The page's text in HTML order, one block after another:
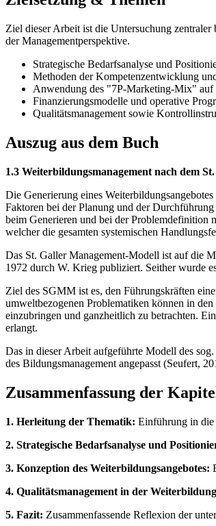
Ziel dieser Arbeit ist die Untersuchung
der Managementperspektive.
Strategische Bedarfsanalyse und
Methoden der Kompetenzentwicklung
Anwendung des "7P-Marketing-Mix" auf
Finanzierungsmodelle und operative
Qualitätsmanagement sowie
Auszug aus dem Buch
1.3 Weiterbildungsmanagement nach dem
Die Generierung eines
Faktoren bei der Planung und der
beim Generieren und bei der Problemdefinition
welcher die gesamten systemischen
Das St. Galler Management-Modell ist auf die
1972 durch W. Krieg publiziert. Seither wurde
Ziel des SGMM ist es, den Führungskräften
umweltbezogenen Problematiken können in
einzubringen und ganzheitlich zu betrachten.
erlangt.
Das in dieser Arbeit aufgeführte Modell des
des Bildungsmanagement angepasst (Seufert,
Zusammenfassung der
1. Herleitung der Thematik: Einführung in die
2. Strategische Bedarfsanalyse und
3. Konzeption des Weiterbildungsangebotes:
4. Qualitätsmanagement in der
5. Fazit: Zusammenfassende Reflexion der